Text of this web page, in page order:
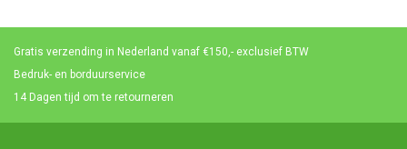
Gratis verzending in Nederland vanaf €150,- exclusief BTW
Bedruk- en borduurservice
14 Dagen tijd om te retourneren